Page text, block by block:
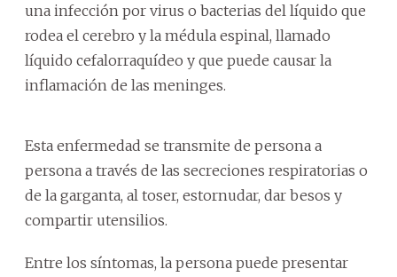
una infección por virus o bacterias del líquido que
rodea el cerebro y la médula espinal, llamado
líquido cefalorraquídeo y que puede causar la
inflamación de las meninges.
Esta enfermedad se transmite de persona a
persona a través de las secreciones respiratorias o
de la garganta, al toser, estornudar, dar besos y
compartir utensilios.
Entre los síntomas, la persona puede presentar